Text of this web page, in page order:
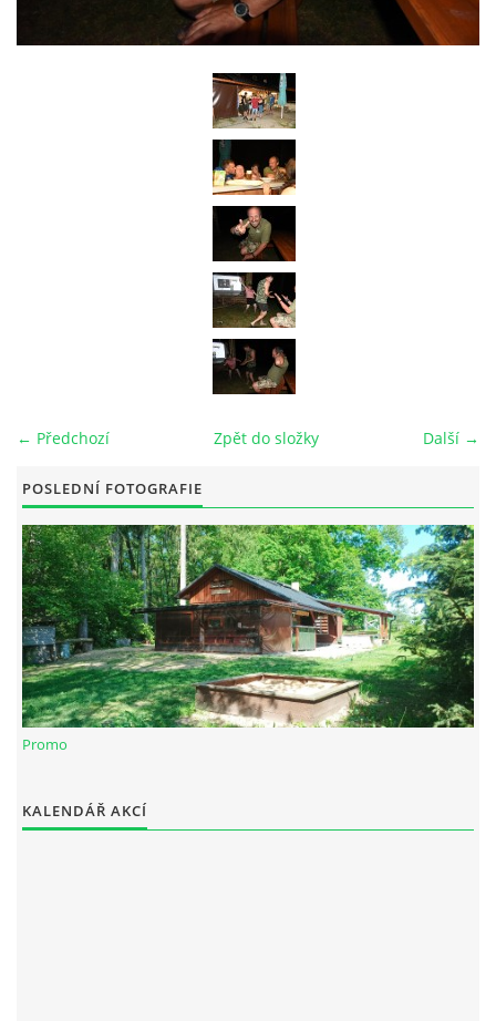
RAJČE FOTOGALERIE
PRO ČLENY SPOLKU
Spolek Chotiváci
chotivskaparta@seznam.cz
© 2025 eStránky.cz
← Předchozí Další →
Zpět do složky
POSLEDNÍ FOTOGRAFIE
Promo
KALENDÁŘ AKCÍ